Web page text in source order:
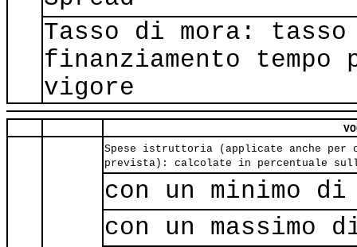
Tasso di mora:
finanziamento tempo
vigore
Spese istruttoria (applicate anche per
prevista): calcolate in percentuale
con un minimo di
con un massimo